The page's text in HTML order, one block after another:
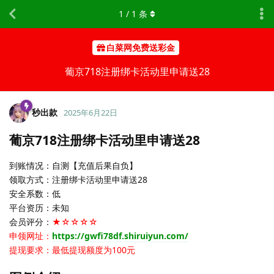
白菜网免费送彩金
葡京718注册绑卡活动里申请送28
1 / 1 条
秒出款 2025年6月22日
葡京718注册绑卡活动里申请送28
到账情况：自测【充值后果自负】
领取方式：注册绑卡活动里申请送28
安全系数：低
平台资历：未知
会员评分： ★☆☆☆☆
申领网址： https://gwfi78df.shiruiyun.com/
提现要求：最低提现额度为100元